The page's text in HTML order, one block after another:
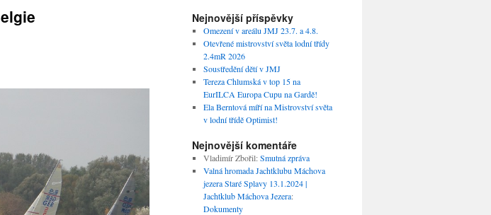
Nejnovější příspěvky
Omezení v areálu JMJ 23.7. a 4.8.
Otevřené mistrovství světa lodní třídy
2.4mR 2026
Soustředění dětí v JMJ
Tereza Chlumská v top 15 na
EurILCA Europa Cupu na Gardě!
Ela Berntová míří na Mistrovství světa
v lodní třídě Optimist!
Nejnovější komentáře
Vladimír Zbořil:Smutná zpráva
Valná hromada Jachtklubu Máchova
jezera Staré Splavy 13.1.2024 |
Jachtklub Máchova Jezera:
Dokumenty